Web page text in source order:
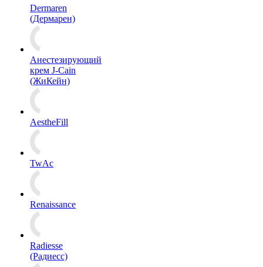
Dermaren
(Дермарен)
Анестезирующий
крем J-Cain
(ЖиКейн)
AestheFill
TwAc
Renaissance
Radiesse
(Радиесс)